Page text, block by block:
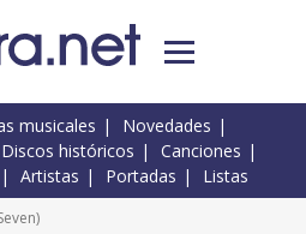
musicales
Novedades
Discos históricos
Canciones
Artistas Portadas Listas